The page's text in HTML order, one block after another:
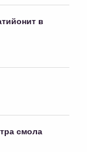
в
смола